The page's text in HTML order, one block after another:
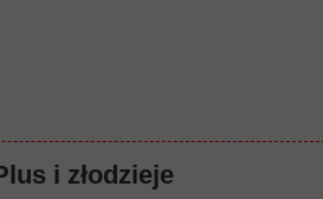
i złodzieje